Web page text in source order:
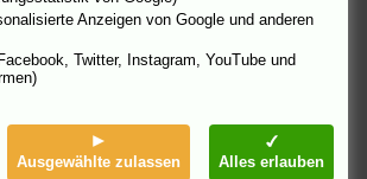
Anzeigen von Google und anderen
Twitter, Instagram, YouTube und
Ausgewählte zulassen Alles erlauben